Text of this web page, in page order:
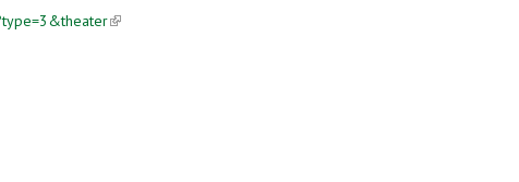
(link is external)